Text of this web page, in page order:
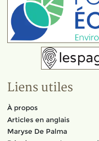
Liens utiles
À propos
Articles en anglais
Maryse De Palma